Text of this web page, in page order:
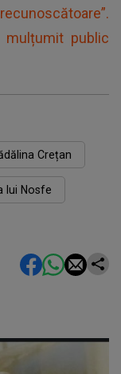
public
Crețan
lui Nosfe